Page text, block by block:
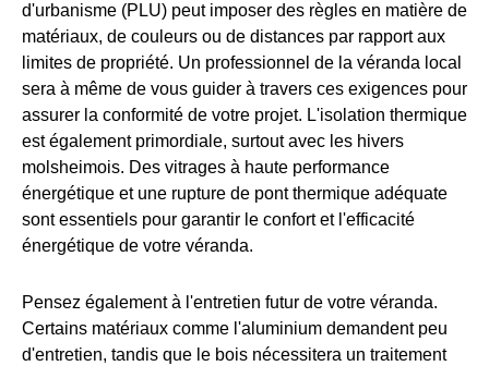
d'urbanisme (PLU) peut imposer des règles en matière de
matériaux, de couleurs ou de distances par rapport aux
limites de propriété. Un professionnel de la véranda local
sera à même de vous guider à travers ces exigences pour
assurer la conformité de votre projet. L'isolation thermique
est également primordiale, surtout avec les hivers
molsheimois. Des vitrages à haute performance
énergétique et une rupture de pont thermique adéquate
sont essentiels pour garantir le confort et l'efficacité
énergétique de votre véranda.
Pensez également à l'entretien futur de votre véranda.
Certains matériaux comme l'aluminium demandent peu
d'entretien, tandis que le bois nécessitera un traitement